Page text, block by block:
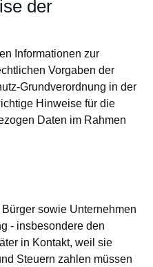
der
Informationen zur
Vorgaben der
Grundverordnung in der
Hinweise für die
Daten im Rahmen
sowie Unternehmen
- insbesondere den
in Kontakt, weil sie
Steuern zahlen müssen